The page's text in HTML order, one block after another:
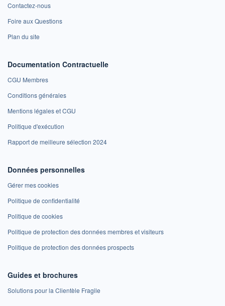
Contactez-nous
Foire aux Questions
Plan du site
Documentation Contractuelle
CGU Membres
Conditions générales
Mentions légales et CGU
Politique d'exécution
Rapport de meilleure sélection 2024
Données personnelles
Gérer mes cookies
Politique de confidentialité
Politique de cookies
Politique de protection des données membres et visiteurs
Politique de protection des données prospects
Guides et brochures
Solutions pour la Clientèle Fragile